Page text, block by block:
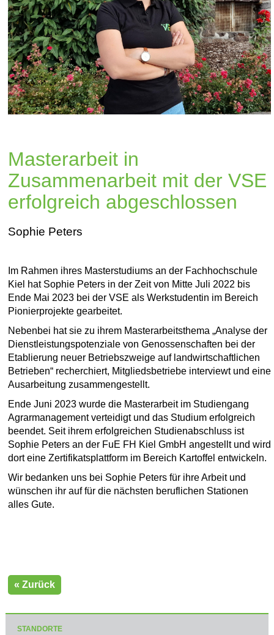
Masterarbeit in
Zusammenarbeit mit der VSE
erfolgreich abgeschlossen
Sophie Peters
Im Rahmen ihres Masterstudiums an der Fachhochschule
Kiel hat Sophie Peters in der Zeit von Mitte Juli 2022 bis
Ende Mai 2023 bei der VSE als Werkstudentin im Bereich
Pionierprojekte gearbeitet.
Nebenbei hat sie zu ihrem Masterarbeitsthema „Analyse der
Dienstleistungspotenziale von Genossenschaften bei der
Etablierung neuer Betriebszweige auf landwirtschaftlichen
Betrieben“ recherchiert, Mitgliedsbetriebe interviewt und eine
Ausarbeitung zusammengestellt.
Ende Juni 2023 wurde die Masterarbeit im Studiengang
Agrarmanagement verteidigt und das Studium erfolgreich
beendet. Seit ihrem erfolgreichen Studienabschluss ist
Sophie Peters an der FuE FH Kiel GmbH angestellt und wird
dort eine Zertifikatsplattform im Bereich Kartoffel entwickeln.
Wir bedanken uns bei Sophie Peters für ihre Arbeit und
wünschen ihr auf für die nächsten beruflichen Stationen
alles Gute.
« Zurück
STANDORTE